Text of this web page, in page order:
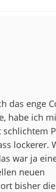
das enge
habe ich
schlichtem
lockerer.
war ja
neuen
bisher